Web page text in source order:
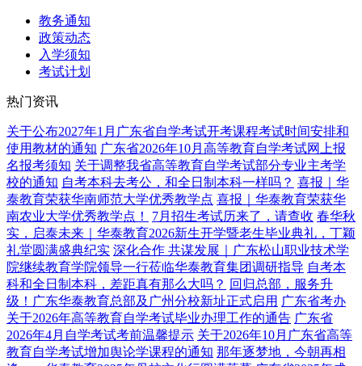
教务通知
政策动态
入学须知
考试计划
热门资讯
关于公布2027年1月广东省自学考试开考课程考试时间安排和
使用教材的通知 广东省2026年10月高等教育自学考试网上报
名报考须知 关于调整我省高等教育自学考试部分专业主考学
校的通知 自考本科去考公，和全日制本科一样吗？ 喜报｜华
泰教育荣获华南师范大学优秀教学点 喜报｜华泰教育荣获华
南农业大学优秀教学点！
7月招生考试历来了，请查收 春华秋
实，启泰未来｜华泰教育2026新生开学暨老生毕业典礼，丁颖
礼堂圆满盛典纪实 深化合作 共谋发展｜广东松山职业技术学
院继续教育学院领导一行莅临华泰教育集团调研指导 自考本
科和全日制本科，差距真有那么大吗？ 回归总部，服务升
级！广东华泰教育总部及广州分校新址正式启用 广东省考办
关于2026年高等教育自学考试毕业办理工作的通告 广东省
2026年4月自学考试考前温馨提示 关于2026年10月广东省高等
教育自学考试增加舆论学课程的通知 那年逐梦地，今朝再相